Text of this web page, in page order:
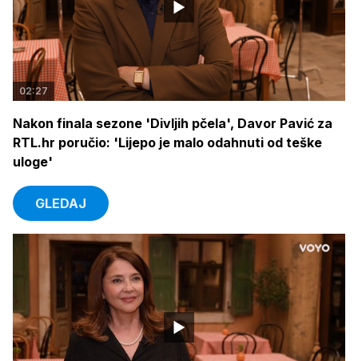
02:27
Nakon finala sezone 'Divljih pčela', Davor Pavić za
RTL.hr poručio: 'Lijepo je malo odahnuti od teške
uloge'
GLEDAJ